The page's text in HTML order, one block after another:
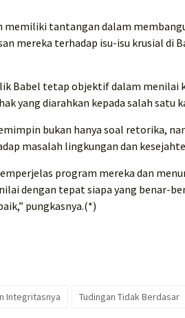
memiliki tantangan dalam
mereka terhadap isu-isu krusial di
Babel tetap objektif dalam menilai
yang diarahkan kepada salah satu
bukan hanya soal retorika,
masalah lingkungan dan
program mereka dan
dengan tepat siapa yang benar-
pungkasnya.(*)
Integritasnya Tudingan Tidak Berdasar